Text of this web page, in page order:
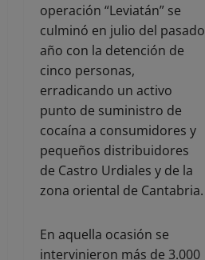
operación “Leviatán” se
culminó en julio del pasado
año con la detención de
cinco personas,
erradicando un activo
punto de suministro de
cocaína a consumidores y
pequeños distribuidores
de Castro Urdiales y de la
zona oriental de Cantabria.
En aquella ocasión se
intervinieron más de 3.000